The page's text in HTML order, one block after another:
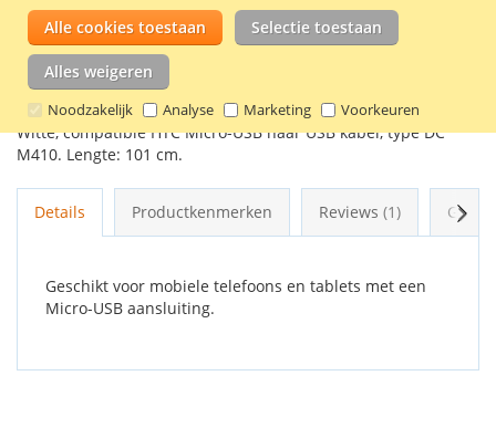
Alle cookies toestaan Selectie toestaan
Alles weigeren
Noodzakelijk Analyse Marketing Voorkeuren
VOEG TOE AAN VERLANGLIJST
TOEVOEGEN OM TE VERGELIJKEN
Witte, compatible HTC Micro-USB naar USB kabel, type DC
M410. Lengte: 101 cm.
Details Productkenmerken Reviews 1
Geschikt voor mobiele telefoons en tablets met een
Micro-USB aansluiting.